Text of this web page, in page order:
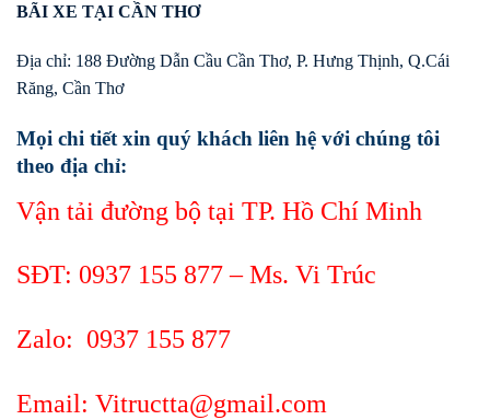
BÃI XE TẠI CẦN THƠ
Địa chỉ: 188 Đường Dẫn Cầu Cần Thơ, P. Hưng Thịnh, Q.Cái
Răng, Cần Thơ
Mọi chi tiết xin quý khách liên hệ với chúng tôi
theo địa chỉ:
Vận tải đường bộ tại TP. Hồ Chí Minh
SĐT: 0937 155 877– Ms. Vi Trúc
Zalo: 0937 155 877
Email: Vitructta@gmail.com